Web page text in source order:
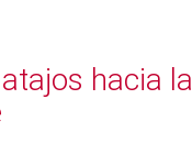
hacia la